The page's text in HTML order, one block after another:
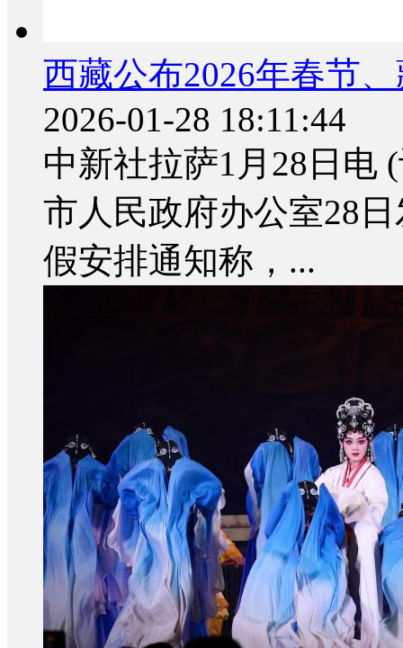
西藏公布2026年春节
2026-01-28 18:11:44
中新社拉萨1月28日电
市人民政府办公室28
假安排通知称，...